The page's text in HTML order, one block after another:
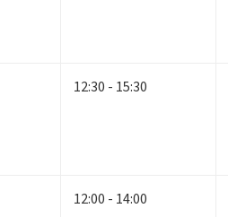
12:30 - 15:30
12:00 - 14:00